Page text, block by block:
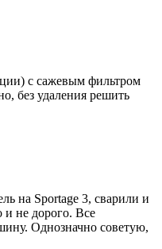
с сажевым фильтром
без удаления решить
на Sportage 3, сварили и
и не дорого. Все
Однозначно советую,